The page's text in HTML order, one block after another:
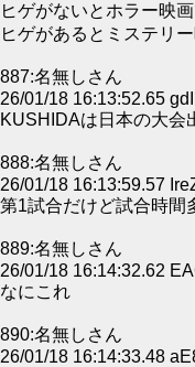
ヒゲがないとホラー映
ヒゲがあるとミステリ
887:名無しさん
26/01/18 16:13:52.65
KUSHIDAは日本の大会
888:名無しさん
26/01/18 16:13:59.57
第1試合だけど試合時間
889:名無しさん
26/01/18 16:14:32.62
なにこれ
890:名無しさん
26/01/18 16:14:33.48